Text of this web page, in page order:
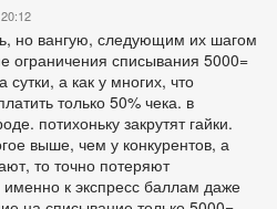
но вангую, следующим их шагом
ограничения списывания 5000=
сутки, а как у многих, что
только 50% чека. в
потихоньку закрутят гайки.
выше, чем у конкурентов, а
то точно потеряют
именно к экспресс баллам даже